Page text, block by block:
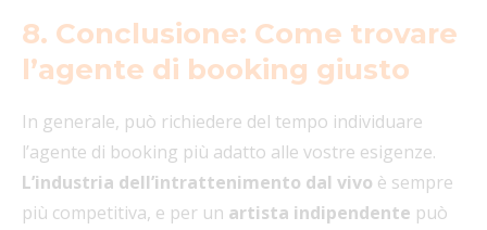
8. Conclusione: Come trovare
l’agente di booking giusto
In generale, può richiedere del tempo individuare
l’agente di booking più adatto alle vostre esigenze.
L’industria dell’intrattenimento dal vivo è sempre
più competitiva, e per un artista indipendente può